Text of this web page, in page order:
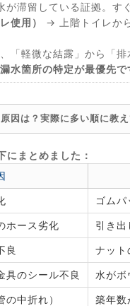
が滞留している証拠。す
使用）
→ 上階トイレか
「軽微な結露」から「
水箇所の特定が最優先で
因は？実際に多い順に教え
にまとめました：
ゴム
ホース劣化 引き出
良 ナット
具のシール不良 水がボ
中折れ） 築年数